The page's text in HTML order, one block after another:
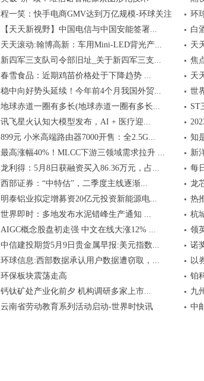
程一笑：快手电商GMV达到万亿规模-环球关注
环
【天天新视野】中国电信与中国安能签署...
白
天天滚动:翰博高新：车用Mini-LED背光产...
天
新四军三支队司令部旧址_关于新四军三支...
焦
春雪食品：近期鸡苗价格处于下降趋势 ...
天
稳中向好势头延续！今年前4个月我国外贸...
世
地球赤道一圈有多长(地球赤道一圈有多长...
ST
讯飞星火认知大模型发布，AI + 医疗迎...
899元 小米高端路由器7000开售：全2.5G...
知
最高涨幅40%！MLCC下游三领域需求拉升 ...
新
龙利得：5月8日获融资买入86.36万元，占...
每
西部证券：“中特估”，二季度主线逐渐...
龙
明泰铝业拟定增募资20亿元投资新能源电...
热
世界即时：多地发布水泥错峰生产通知 ...
杭
AIGC概念股盘初走强 中文在线大涨12% ...
领
中信建投期货5月9日贵金属早报:美元指数...
诺
环球信息:西部数据承认用户数据遭窃取，...
以
环保板块震荡走高
铂
钙钛矿处产业化前夕 机构调研多家上市...
九
云南省劳动教育系列活动启动-世界时快讯
中